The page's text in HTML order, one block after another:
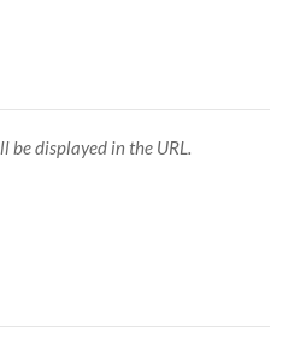
be displayed in the URL.